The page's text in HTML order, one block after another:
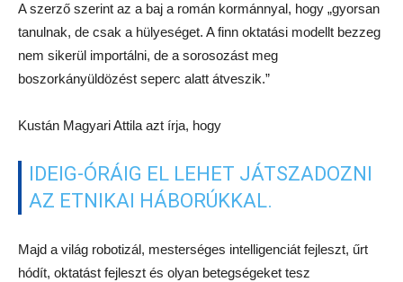
A szerző szerint az a baj a román kormánnyal, hogy „gyorsan
tanulnak, de csak a hülyeséget. A finn oktatási modellt bezzeg
nem sikerül importálni, de a sorosozást meg
boszorkányüldözést seperc alatt átveszik.”
Kustán Magyari Attila azt írja, hogy
IDEIG-ÓRÁIG EL LEHET JÁTSZADOZNI
AZ ETNIKAI HÁBORÚKKAL.
Majd a világ robotizál, mesterséges intelligenciát fejleszt, űrt
hódít, oktatást fejleszt és olyan betegségeket tesz